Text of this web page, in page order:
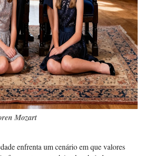
Mozart
enfrenta um cenário em que valores